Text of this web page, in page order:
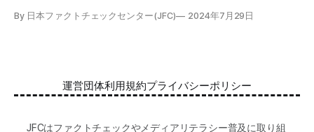
す。 拡散する偽・誤情報から身を守るために 偽・誤情報の
情報を51.5%の割合で「正しいと思う」と答え、「誤ってい
By 日本ファクトチェックセンター(JFC) 2024年7月29日
運営団体利用規約プライバシーポリシー
JFCはファクトチェックやメディアリテラシー普及に取り組